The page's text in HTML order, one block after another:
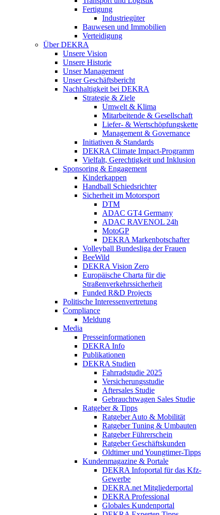
Fertigung
Industriegüter
Bauwesen und Immobilien
Verteidigung
Über DEKRA
Unsere Vision
Unsere Historie
Unser Management
Unser Geschäftsbericht
Nachhaltigkeit bei DEKRA
Strategie & Ziele
Umwelt & Klima
Mitarbeitende & Gesellschaft
Liefer- & Wertschöpfungskette
Management & Governance
Initiativen & Standards
DEKRA Climate Impact-Programm
Vielfalt, Gerechtigkeit und Inklusion​
Sponsoring & Engagement
Kinderkappen
Handball Schiedsrichter
Sicherheit im Motorsport
DTM
ADAC GT4 Germany
ADAC RAVENOL 24h
MotoGP
DEKRA Markenbotschafter
Volleyball Bundesliga der Frauen
BeeWild
DEKRA Vision Zero
Europäische Charta für die
Straßenverkehrssicherheit
Funded R&D Projects
Politische Interessenvertretung
Compliance
Meldung
Media
Presseinformationen
DEKRA Info
Publikationen
DEKRA Studien
Fahrradstudie 2025
Versicherungsstudie
Aftersales Studie
Gebrauchtwagen Sales Studie
Ratgeber & Tipps
Ratgeber Auto & Mobilität
Ratgeber Tuning & Umbauten
Ratgeber Führerschein
Ratgeber Geschäftskunden
Oldtimer und Youngtimer-Tipps
Kundenmagazine & Portale
DEKRA Infoportal für das Kfz-
Gewerbe
DEKRA.net Mitgliederportal
DEKRA Professional
Globales Kundenportal